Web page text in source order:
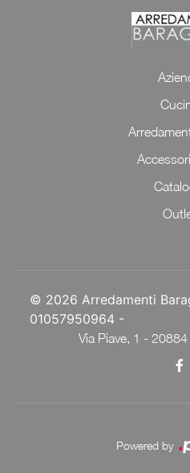
© 2026 Arredamenti
01057950964 -
Via Piave, 1 -
Powered by